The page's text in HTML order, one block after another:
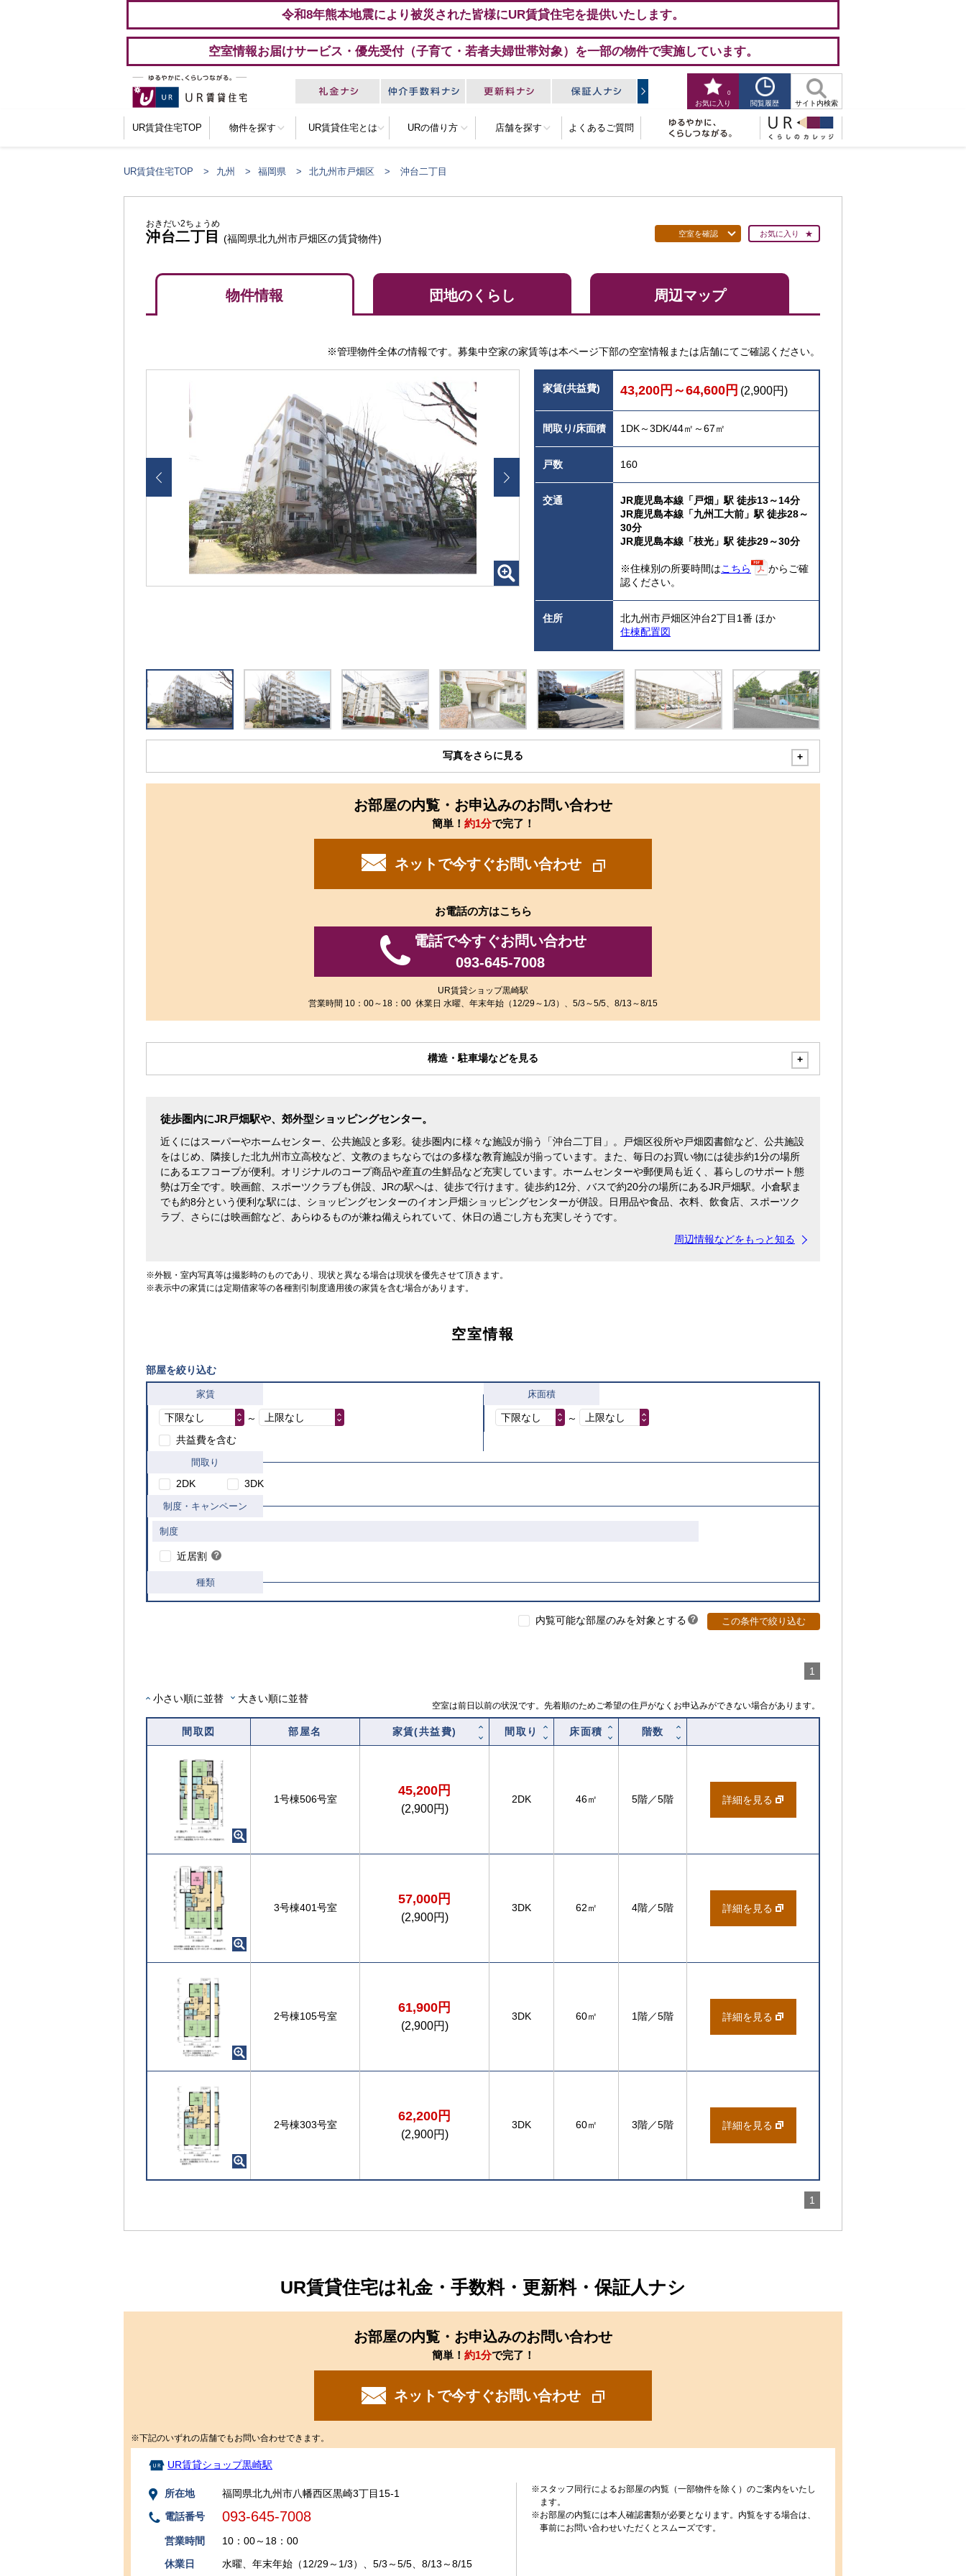
令和8年熊本地震により被災された皆様にUR賃貸住宅を提供いたします。
空室情報お届けサービス・優先受付（子育て・若者夫婦世帯対象）を一部の物件で実施しています。
お気に入り
0
閲覧履歴 サイト内検索
UR賃貸住宅TOP 物件を探す UR賃貸住宅とは URの借り方 店舗を探す よくあるご質問
UR賃貸住宅TOP 九州 福岡県 北九州市戸畑区 沖台二丁目
沖台二丁目
おきだい2ちょうめ
(福岡県北九州市戸畑区の賃貸物件) 空室を確認 お気に入り
物件情報 団地のくらし 周辺マップ
※管理物件全体の情報です。募集中空家の家賃等は本ページ下部の空室情報または店舗にてご確認ください。
ッ
ク
す
る
と、
さ
家賃(共益費) 43,200円～64,600円 (2,900円)
間取り/床面積 1DK～3DK/44㎡～67㎡
戸数 160
交通
JR鹿児島本線「戸畑」駅 徒歩13～14分
JR鹿児島本線「九州工大前」駅 徒歩28～
30分
JR鹿児島本線「枝光」駅 徒歩29～30分
※住棟別の所要時間はこちら
からご確
認ください。
住所
北九州市戸畑区沖台2丁目1番 ほか
住棟配置図
写真をさらに見る
お部屋の内覧・お申込みのお問い合わせ
簡単！ 約1分で完了！
ネットで今すぐお問い合わせ
お電話の方はこちら
電話で今すぐお問い合わせ
093-645-7008
UR賃貸ショップ黒崎駅
営業時間 10：00～18：00 休業日 水曜、年末年始（12/29～1/3）、5/3～5/5、8/13～8/15
構造・駐車場などを見る
徒歩圏内にJR戸畑駅や、郊外型ショッピングセンター。
近くにはスーパーやホームセンター、公共施設と多彩。徒歩圏内に様々な施設が揃う「沖台二丁目」。戸畑区役所や戸畑図書館など、公共施設
をはじめ、隣接した北九州市立高校など、文教のまちならではの多様な教育施設が揃っています。また、毎日のお買い物には徒歩約1分の場所
にあるエフコープが便利。オリジナルのコープ商品や産直の生鮮品など充実しています。ホームセンターや郵便局も近く、暮らしのサポート態
勢は万全です。映画館、スポーツクラブも併設、JRの駅へは、徒歩で行けます。徒歩約12分、バスで約20分の場所にあるJR戸畑駅。小倉駅ま
でも約8分という便利な駅には、ショッピングセンターのイオン戸畑ショッピングセンターが併設。日用品や食品、衣料、飲食店、スポーツク
ラブ、さらには映画館など、あらゆるものが兼ね備えられていて、休日の過ごし方も充実しそうです。
周辺情報などをもっと知る
※外観・室内写真等は撮影時のものであり、現状と異なる場合は現状を優先させて頂きます。
※表示中の家賃には定期借家等の各種割引制度適用後の家賃を含む場合があります。
空室情報
部屋を絞り込む
家賃
下限なし ～
上限なし
共益費を含む
床面積
下限なし ～ 上限なし
間取り
2DK 3DK
制度・キャンペーン
制度
近居割 ？
ン
種類
部
内覧可能な部屋のみを対象とする ？ この条件で絞り込む
1
小さい順に並替 大きい順に並替
空室は前日以前の状況です。先着順のためご希望の住戸がなくお申込みができない場合があります。
間取図 部屋名 家賃(共益費) 間取り 床面積 階数
1号棟506号室
45,200円
(2,900円)
2DK 46㎡ 5階／5階 詳細を見る
3号棟401号室
57,000円
(2,900円)
3DK 62㎡ 4階／5階 詳細を見る
2号棟105号室
61,900円
(2,900円)
3DK 60㎡ 1階／5階 詳細を見る
2号棟303号室
62,200円
(2,900円)
3DK 60㎡ 3階／5階 詳細を見る
1
UR賃貸住宅は礼金・手数料・更新料・保証人ナシ
お部屋の内覧・お申込みのお問い合わせ
簡単！ 約1分で完了！
ネットで今すぐお問い合わせ
※下記のいずれの店舗でもお問い合わせできます。
UR賃貸ショップ黒崎駅
所在地
福岡県北九州市八幡西区黒崎3丁目15-1
電話番号
093-645-7008
営業時間
10：00～18：00
休業日
水曜、年末年始（12/29～1/3）、5/3～5/5、8/13～8/15
※スタッフ同行によるお部屋の内覧（一部物件を除く）のご案内をいたし
ます。
※お部屋の内覧には本人確認書類が必要となります。内覧をする場合は、
事前にお問い合わせいただくとスムーズです。